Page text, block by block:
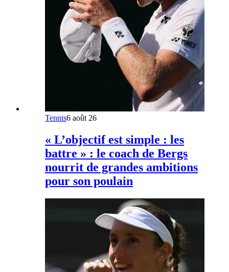
Tennis6 août 26
« L’objectif est simple : les
battre » : le coach de Bergs
nourrit de grandes ambitions
pour son poulain